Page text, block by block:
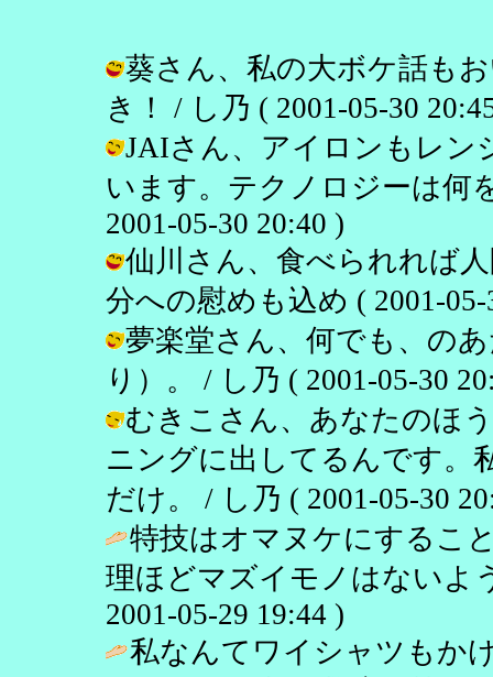
葵さん、私の大ボケ話も
き！ / し乃 ( 2001-05-30
JAIさん、アイロンもレン
います。テクノロジーは何
2001-05-30 20:40 )
仙川さん、食べられれば
分への慰めも込め ( 2001-05-
夢楽堂さん、何でも、の
り）。 / し乃 ( 2001-05-30
むきこさん、あなたのほ
ニングに出してるんです。
だけ。 / し乃 ( 2001-05-30
特技はオマヌケにするこ
理ほどマズイモノはないよ
2001-05-29 19:44 )
私なんてワイシャツもか